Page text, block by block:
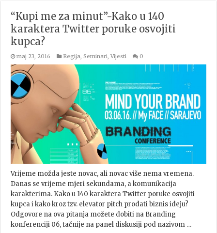
“Kupi me za minut”-Kako u 140
karaktera Twitter poruke osvojiti
kupca?
maj 23, 2016 Regija,Seminari,Vijesti 0
Vrijeme možda jeste novac, ali novac više nema vremena.
Danas se vrijeme mjeri sekundama, a komunikacija
karakterima. Kako u 140 karaktera Twitter poruke osvojiti
kupca i kako kroz tzv. elevator pitch prodati biznis ideju?
Odgovore na ova pitanja možete dobiti na Branding
konferenciji 06, tačnije na panel diskusiji pod nazivom …